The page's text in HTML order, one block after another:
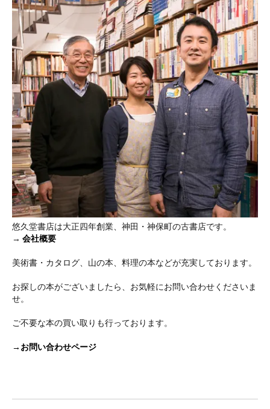
悠久堂書店は大正四年創業、神田・神保町の古書店です。
→ 会社概要
美術書・カタログ、山の本、料理の本などが充実しております。
お探しの本がございましたら、お気軽にお問い合わせくださいま
せ。
ご不要な本の買い取りも行っております。
→お問い合わせページ